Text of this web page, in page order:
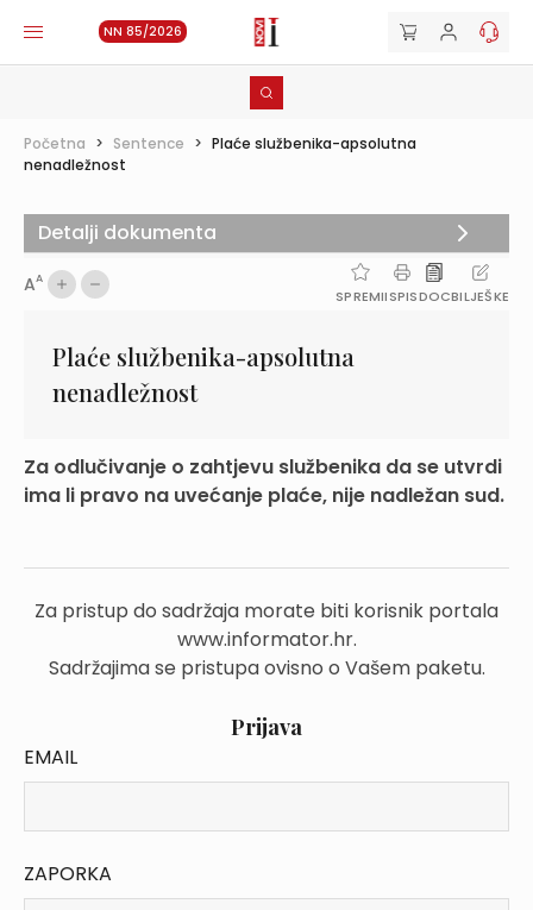
NN 85/2026
Početna > Sentence > Plaće službenika-apsolutna
nenadležnost
AA
SPREMIISPISDOCBILJEŠKE
Plaće službenika-apsolutna
nenadležnost
Za odlučivanje o zahtjevu službenika da se utvrdi
ima li pravo na uvećanje plaće, nije nadležan sud.
Za pristup do sadržaja morate biti korisnik portala
www.informator.hr.
Sadržajima se pristupa ovisno o Vašem paketu.
Prijava
EMAIL
ZAPORKA
Detalji dokumenta